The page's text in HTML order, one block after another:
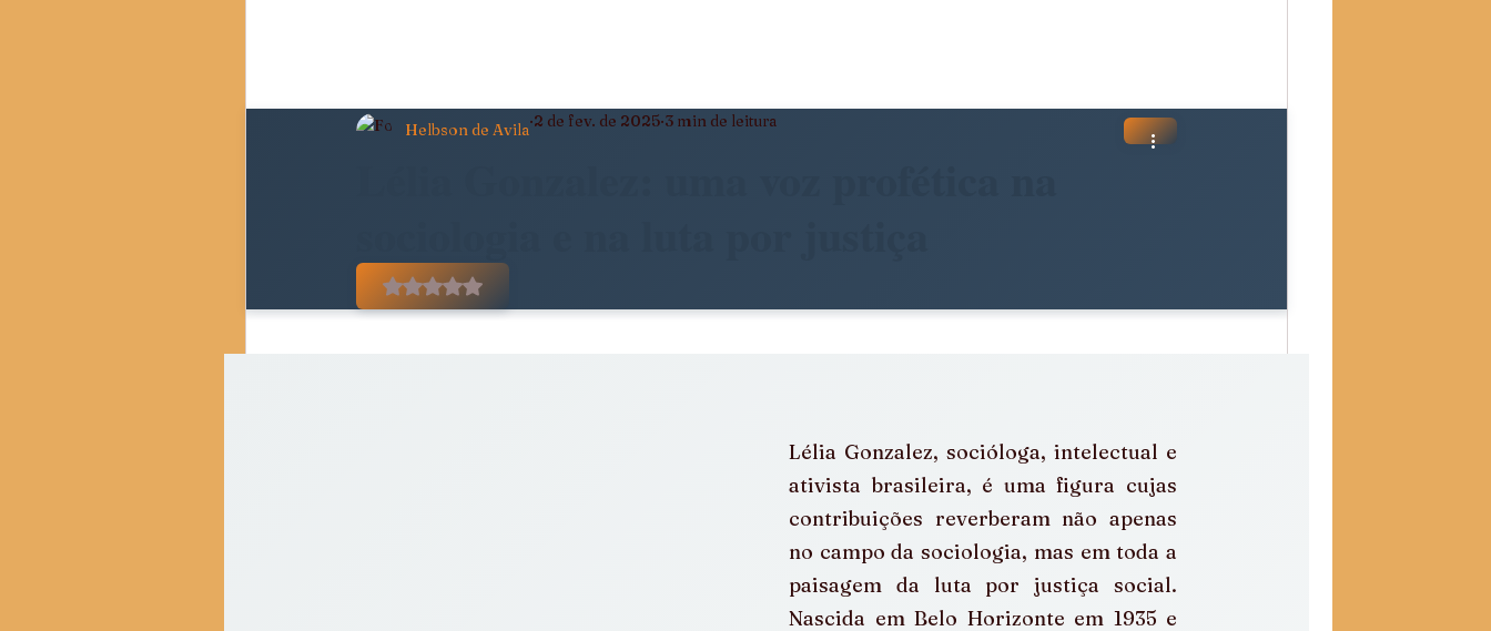
Pedagogia Crítica e Sociedade
Infâncias e Educação Antirracista
Helbson de Avila 2 de fev. de 2025 3 min de leitura
Avaliado com NaN de 5 estrelas.
Lélia Gonzalez, socióloga, intelectual e
ativista brasileira, é uma figura cujas
contribuições reverberam não apenas
no campo da sociologia, mas em toda a
paisagem da luta por justiça social.
Nascida em Belo Horizonte em 1935 e